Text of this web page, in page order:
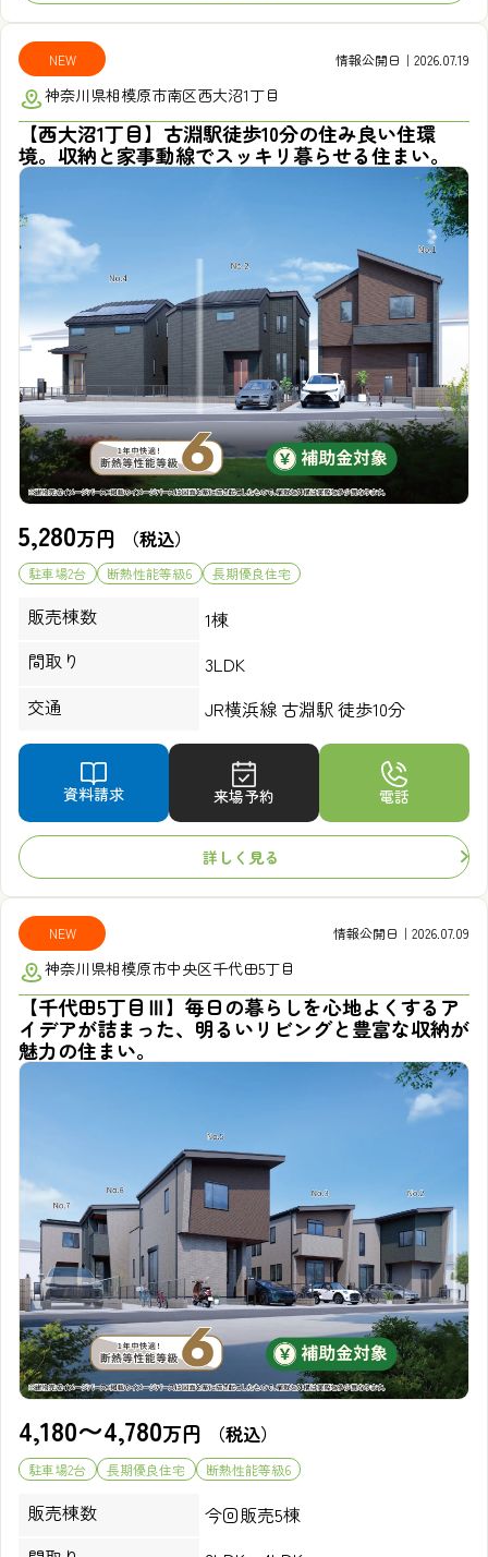
NEW 情報公開日｜2026.07.19
神奈川県相模原市南区西大沼1丁目
【西大沼1丁目】古淵駅徒歩10分の住み良い住環
境。収納と家事動線でスッキリ暮らせる住まい。
5,280万円 （税込）
駐車場2台 断熱性能等級6 長期優良住宅
販売棟数
1棟
間取り
3LDK
交通
JR横浜線 古淵駅 徒歩10分
資料請求 来場予約 電話
詳しく見る
NEW 情報公開日｜2026.07.09
神奈川県相模原市中央区千代田5丁目
【千代田5丁目Ⅲ】毎日の暮らしを心地よくするア
イデアが詰まった、明るいリビングと豊富な収納が
魅力の住まい。
4,180〜4,780万円 （税込）
駐車場2台 長期優良住宅 断熱性能等級6
販売棟数
今回販売5棟